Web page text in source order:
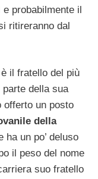
e probabilmente il
ritireranno dal
il fratello del più
della sua
offerto un posto
della
un po’ deluso
il peso del nome
suo fratello